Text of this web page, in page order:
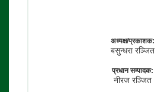
अध्यक्ष/प्रकाशक:
बसुन्धरा रञ्जित
प्रधान सम्पादक:
नीरज रञ्जित